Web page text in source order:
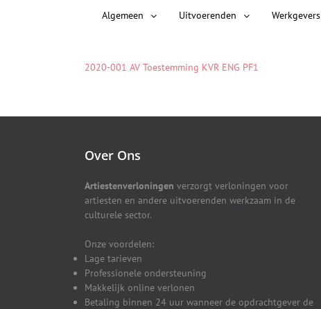
Algemeen Uitvoerenden Werkgevers
2020-001 AV Toestemming KVR ENG PF1
Over Ons
Artiestenverloningen verzorgt verloningen voor
artiesten en andere uitvoerenden werkzaam in de
culturele sector.
Onze voordelen:
Lage tarieven
Professionele ondersteuning
Makkelijk online verlonen
Betaling binnen 24 uur wanneer de opdrachtgever de